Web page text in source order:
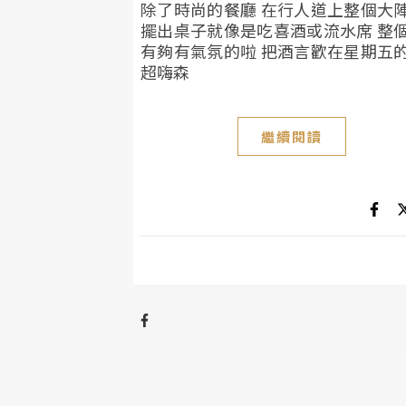
除了時尚的餐廳 在行人道上整個大
擺出桌子就像是吃喜酒或流水席 整
有夠有氣氛的啦 把酒言歡在星期五
超嗨森
繼續閱讀